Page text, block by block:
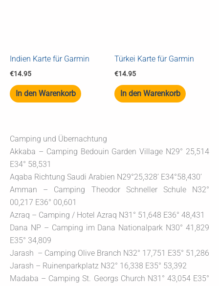
Indien Karte für Garmin
€14.95
In den Warenkorb
Türkei Karte für Garmin
€14.95
In den Warenkorb
Camping und Übernachtung
Akkaba – Camping Bedouin Garden Village N29° 25,514
E34° 58,531
Aqaba Richtung Saudi Arabien N29°25,328’ E34°58,430’
Amman – Camping Theodor Schneller Schule N32°
00,217 E36° 00,601
Azraq – Camping / Hotel Azraq N31° 51,648 E36° 48,431
Dana NP – Camping im Dana Nationalpark N30° 41,829
E35° 34,809
Jarash – Camping Olive Branch N32° 17,751 E35° 51,286
Jarash – Ruinenparkplatz N32° 16,338 E35° 53,392
Madaba – Camping St. Georgs Church N31° 43,054 E35°